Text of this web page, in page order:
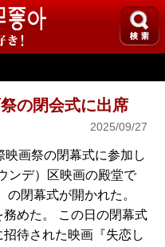
の閉会式に出席
2025/09/27
画祭の閉幕式に参加し
ンデ）区映画の殿堂で
閉幕式が開かれた。
めた。 この日の閉幕式
待された映画『失恋し